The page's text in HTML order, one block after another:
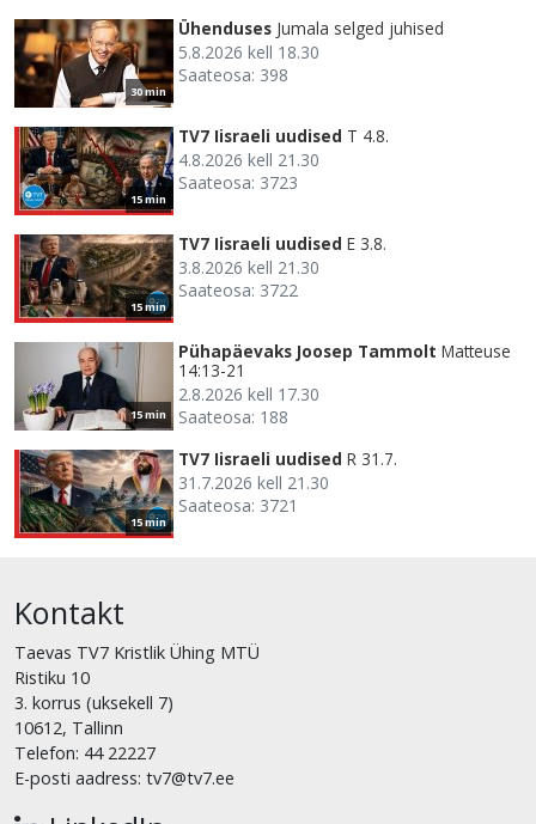
30 min
Ühenduses Jumala selged juhised
5.8.2026 kell 18.30
Saateosa: 398
15 min
TV7 Iisraeli uudised T 4.8.
4.8.2026 kell 21.30
Saateosa: 3723
15 min
TV7 Iisraeli uudised E 3.8.
3.8.2026 kell 21.30
Saateosa: 3722
15 min
Pühapäevaks Joosep Tammolt Matteuse
14:13-21
2.8.2026 kell 17.30
Saateosa: 188
15 min
TV7 Iisraeli uudised R 31.7.
31.7.2026 kell 21.30
Saateosa: 3721
Kontakt
Taevas TV7 Kristlik Ühing MTÜ
Ristiku 10
3. korrus (uksekell 7)
10612, Tallinn
Telefon: 44 22227
E-posti aadress: tv7@tv7.ee